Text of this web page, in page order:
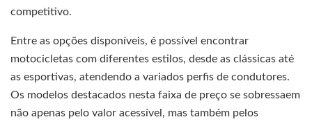
competitivo.
Entre as opções disponíveis, é possível encontrar
motocicletas com diferentes estilos, desde as clássicas até
as esportivas, atendendo a variados perfis de condutores.
Os modelos destacados nesta faixa de preço se sobressaem
não apenas pelo valor acessível, mas também pelos